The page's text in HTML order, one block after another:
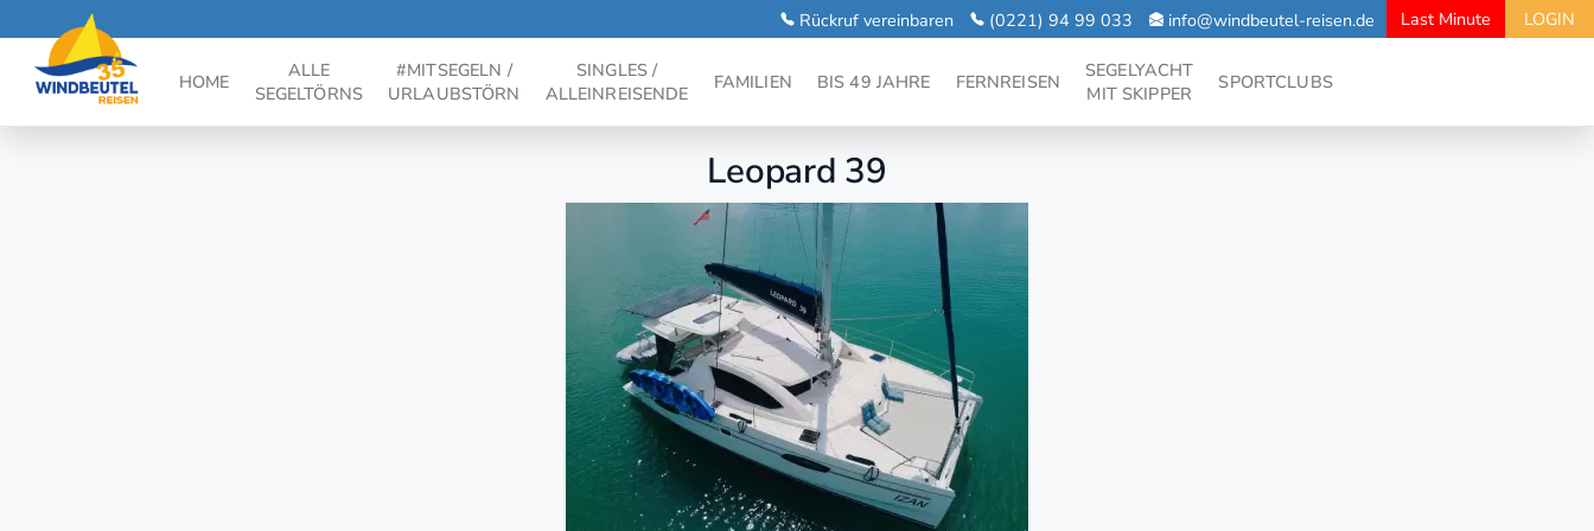
Rückruf vereinbaren (0221) 94 99 033 info@windbeutel-reisen.de Last Minute LOGIN
HOME
ALLE
SEGELTÖRNS
#MITSEGELN /
URLAUBSTÖRN
SINGLES /
ALLEINREISENDE
FAMILIEN BIS 49 JAHRE FERNREISEN
SEGELYACHT
MIT SKIPPER
SPORTCLUBS
Leopard 39